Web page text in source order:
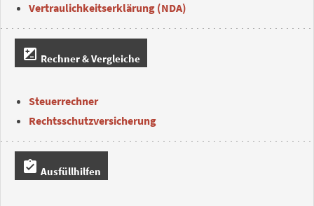
Vertraulichkeitserklärung (NDA)
iso Rechner & Vergleiche
Steuerrechner
Rechtsschutzversicherung
assignment_turned_in Ausfüllhilfen